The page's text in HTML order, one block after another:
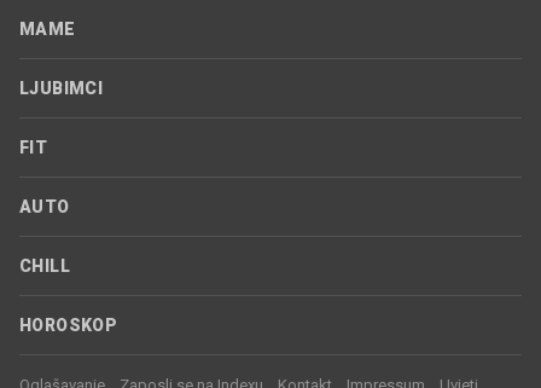
MAME
LJUBIMCI
FIT
AUTO
CHILL
HOROSKOP